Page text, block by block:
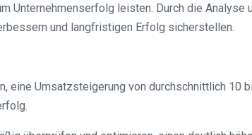
Unternehmenserfolg leisten. Durch die Analyse
und langfristigen Erfolg sicherstellen.
eine Umsatzsteigerung von durchschnittlich 10